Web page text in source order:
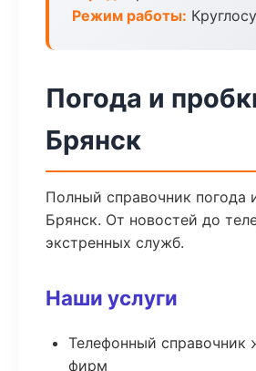
Режим работы:
Погода и
Брянск
Полный справочник погода
Брянск. От новостей до
экстренных служб.
Наши услуги
Телефонный справочник
фирм